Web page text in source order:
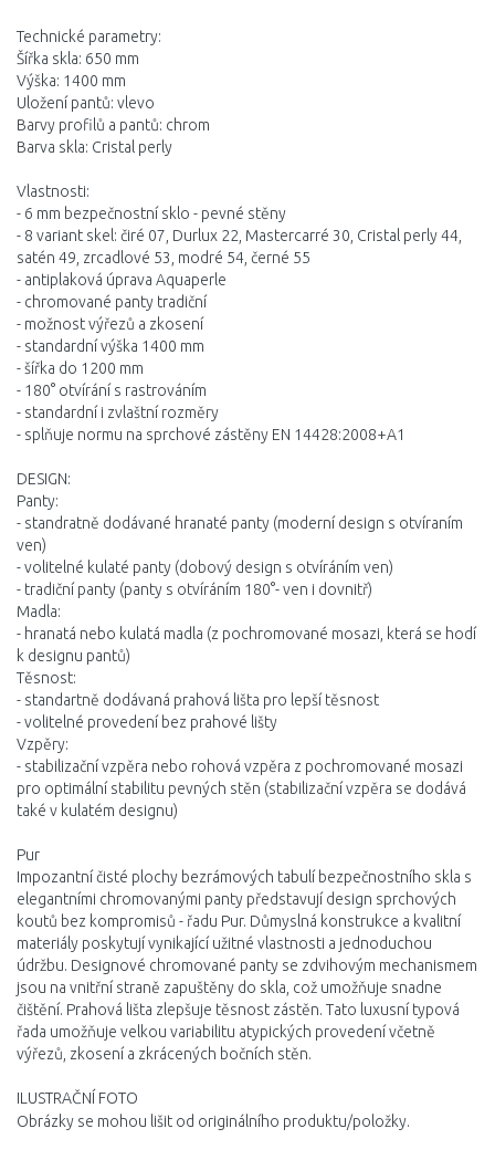
Technické parametry:
Šířka skla: 650 mm
Výška: 1400 mm
Uložení pantů: vlevo
Barvy profilů a pantů: chrom
Barva skla: Cristal perly
Vlastnosti:
- 6 mm bezpečnostní sklo - pevné stěny
- 8 variant skel: čiré 07, Durlux 22, Mastercarré 30, Cristal perly 44,
satén 49, zrcadlové 53, modré 54, černé 55
- antiplaková úprava Aquaperle
- chromované panty tradiční
- možnost výřezů a zkosení
- standardní výška 1400 mm
- šířka do 1200 mm
- 180° otvírání s rastrováním
- standardní i zvlaštní rozměry
- splňuje normu na sprchové zástěny EN 14428:2008+A1
DESIGN:
Panty:
- standratně dodávané hranaté panty (moderní design s otvíraním
ven)
- volitelné kulaté panty (dobový design s otvíráním ven)
- tradiční panty (panty s otvíráním 180°- ven i dovnitř)
Madla:
- hranatá nebo kulatá madla (z pochromované mosazi, která se hodí
k designu pantů)
Těsnost:
- standartně dodávaná prahová lišta pro lepší těsnost
- volitelné provedení bez prahové lišty
Vzpěry:
- stabilizační vzpěra nebo rohová vzpěra z pochromované mosazi
pro optimální stabilitu pevných stěn (stabilizační vzpěra se dodává
také v kulatém designu)
Pur
Impozantní čisté plochy bezrámových tabulí bezpečnostního skla s
elegantními chromovanými panty představují design sprchových
koutů bez kompromisů - řadu Pur. Důmyslná konstrukce a kvalitní
materiály poskytují vynikající užitné vlastnosti a jednoduchou
údržbu. Designové chromované panty se zdvihovým mechanismem
jsou na vnitřní straně zapuštěny do skla, což umožňuje snadne
čištění. Prahová lišta zlepšuje těsnost zástěn. Tato luxusní typová
řada umožňuje velkou variabilitu atypických provedení včetně
výřezů, zkosení a zkrácených bočních stěn.
ILUSTRAČNÍ FOTO
Obrázky se mohou lišit od originálního produktu/položky.